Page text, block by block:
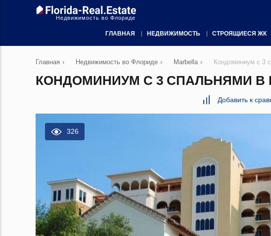
Недвижимость во Флориде
ГЛАВНАЯ НЕДВИЖИМОСТЬ СТРОЯЩИЕСЯ ЖК
Главная › Недвижимость во Флориде › Marbella › Кондоминиум с 3
КОНДОМИНИУМ С 3 СПАЛЬНЯМИ В
Добавить к
326